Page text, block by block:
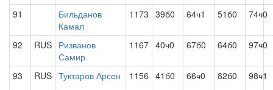
91
Бильданов
Камал
1173 39б0 64ч1 51б0 74ч0
92 RUS Ризванов
Самир
1167 40ч0 67б0 64б0 97ч0
93 RUS Туктаров Арсен 1156 41б0 66ч0 82б0 98ч1